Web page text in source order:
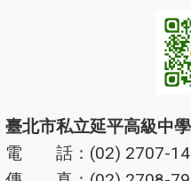
臺北市私立延平高級中學
電 話：(02) 2707-